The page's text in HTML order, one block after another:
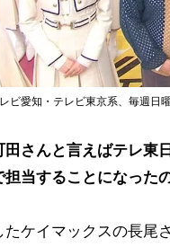
ビ愛知・テレビ東京系、毎週日
さんと言えばテレ東
当することになった
たケイマックスの長尾